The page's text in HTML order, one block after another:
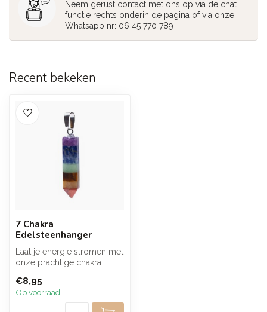
Neem gerust contact met ons op via de chat
functie rechts onderin de pagina of via onze
Whatsapp nr: 06 45 770 789
Recent bekeken
7 Chakra
Edelsteenhanger
Laat je energie stromen met
onze prachtige chakra
spect...
€8,95
Op voorraad